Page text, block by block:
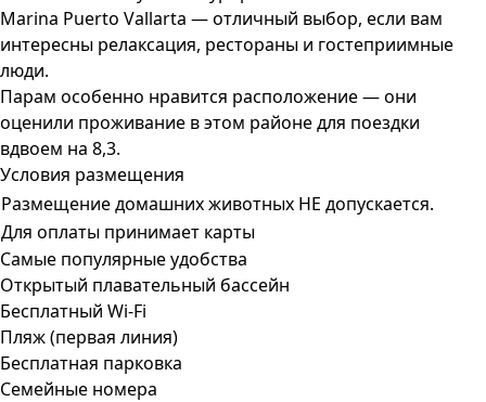
Marina Puerto Vallarta — отличный выбор, если вам
интересны релаксация, рестораны и гостеприимные
люди.
Парам особенно нравится расположение — они
оценили проживание в этом районе для поездки
вдвоем на 8,3.
Условия размещения
Размещение домашних животных НЕ допускается.
Для оплаты принимает карты
Самые популярные удобства
Открытый плавательный бассейн
Бесплатный Wi-Fi
Пляж (первая линия)
Бесплатная парковка
Семейные номера